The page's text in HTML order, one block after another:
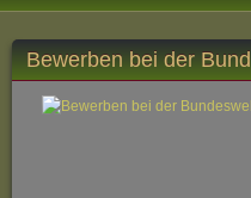
Bewerben bei der